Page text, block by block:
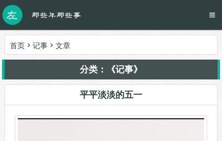
首页 记事 文章
分类：《记事》
平平淡淡的五一